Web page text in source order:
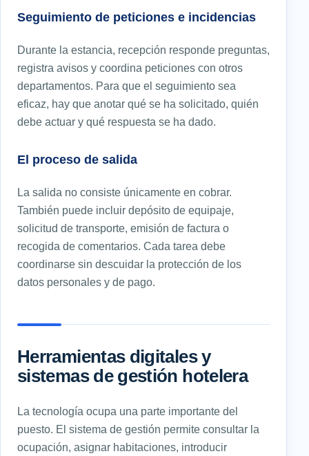
Seguimiento de peticiones e incidencias
Durante la estancia, recepción responde preguntas,
registra avisos y coordina peticiones con otros
departamentos. Para que el seguimiento sea
eficaz, hay que anotar qué se ha solicitado, quién
debe actuar y qué respuesta se ha dado.
El proceso de salida
La salida no consiste únicamente en cobrar.
También puede incluir depósito de equipaje,
solicitud de transporte, emisión de factura o
recogida de comentarios. Cada tarea debe
coordinarse sin descuidar la protección de los
datos personales y de pago.
Herramientas digitales y
sistemas de gestión hotelera
La tecnología ocupa una parte importante del
puesto. El sistema de gestión permite consultar la
ocupación, asignar habitaciones, introducir